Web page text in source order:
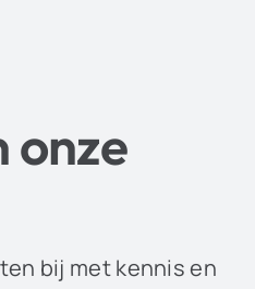
onze
bij met kennis en